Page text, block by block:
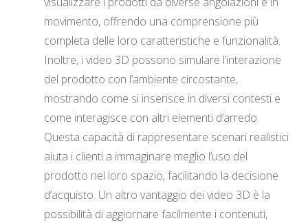
movimento, offrendo una comprensione più
completa delle loro caratteristiche e funzionalità.
Inoltre, i video 3D possono simulare l’interazione
del prodotto con l’ambiente circostante,
mostrando come si inserisce in diversi contesti e
come interagisce con altri elementi d’arredo.
Questa capacità di rappresentare scenari realistici
aiuta i clienti a immaginare meglio l’uso del
prodotto nel loro spazio, facilitando la decisione
d’acquisto. Un altro vantaggio dei video 3D è la
possibilità di aggiornare facilmente i contenuti,